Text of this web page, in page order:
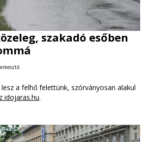
szakadó esőben
a felhő felettünk, szórványosan alakul
idojaras.hu.